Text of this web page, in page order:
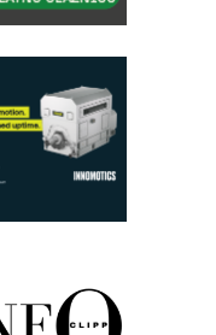
priče
pametnu
Display
VDC